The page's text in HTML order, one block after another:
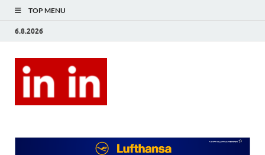
TOP MENU
6.8.2026